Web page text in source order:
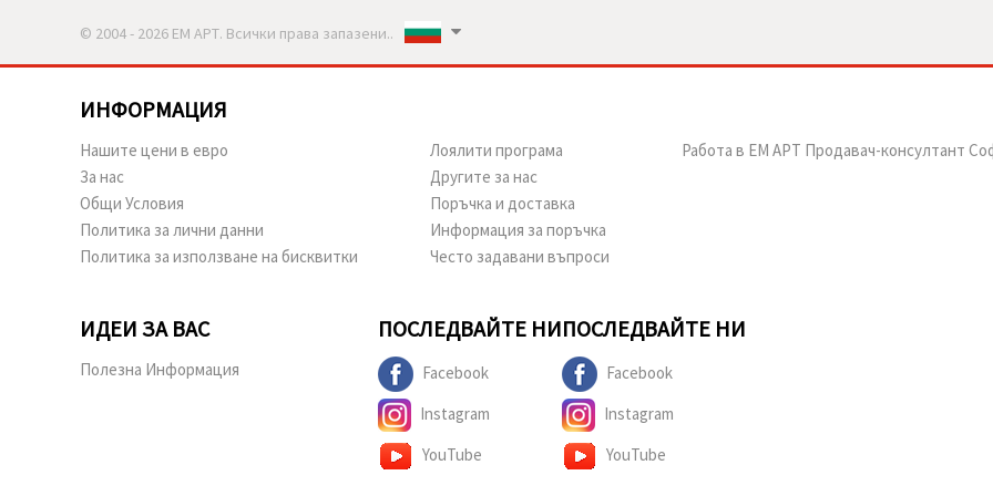
© 2004 - 2026 ЕМ АРТ. Всички права запазени..
ИНФОРМАЦИЯ
Нашите цени в евро
За нас
Общи Условия
Политика за лични данни
Политика за използване на бисквитки
Лоялити програма
Другите за нас
Поръчка и доставка
Информация за поръчка
Често задавани въпроси
Работа в ЕМ АРТ Продавач-консултант
ИДЕИ ЗА ВАС
Полезна Информация
ПОСЛЕДВАЙТЕ НИ
Facebook
Instagram
YouTube
ПОСЛЕДВАЙТЕ НИ
Facebook
Instagram
YouTube